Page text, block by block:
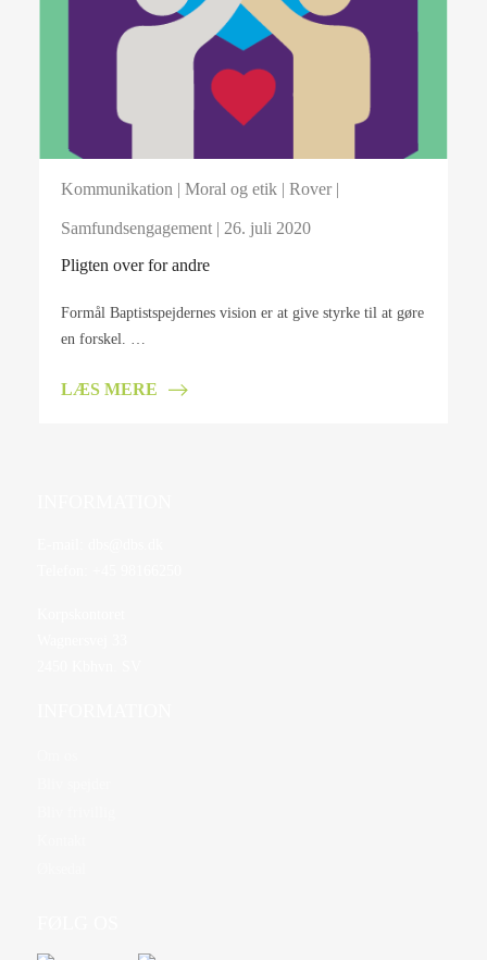
Kommunikation | Moral og etik| Rover|
Samfundsengagement| 26. juli 2020
Pligten over for andre
Formål Baptistspejdernes vision er at give styrke til at gøre
en forskel. …
LÆS MERE